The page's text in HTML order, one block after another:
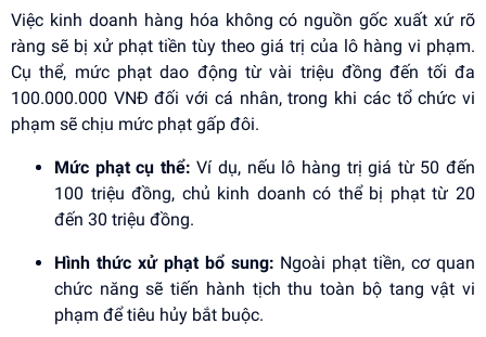
Việc kinh doanh hàng hóa không có nguồn gốc xuất xứ rõ
ràng sẽ bị xử phạt tiền tùy theo giá trị của lô hàng vi phạm.
Cụ thể, mức phạt dao động từ vài triệu đồng đến tối đa
100.000.000 VNĐ đối với cá nhân, trong khi các tổ chức vi
phạm sẽ chịu mức phạt gấp đôi.
Mức phạt cụ thể: Ví dụ, nếu lô hàng trị giá từ 50 đến
100 triệu đồng, chủ kinh doanh có thể bị phạt từ 20
đến 30 triệu đồng.
Hình thức xử phạt bổ sung: Ngoài phạt tiền, cơ quan
chức năng sẽ tiến hành tịch thu toàn bộ tang vật vi
phạm để tiêu hủy bắt buộc.